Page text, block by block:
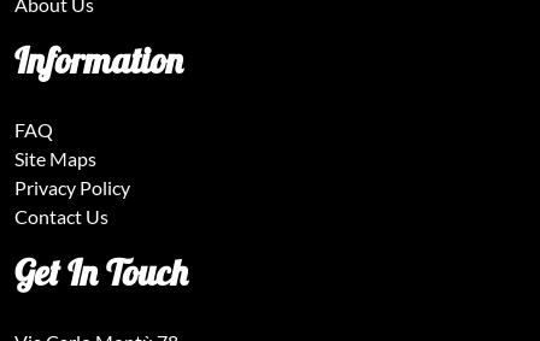
Information
FAQ
Site Maps
Privacy Policy
Contact Us
Get In Touch